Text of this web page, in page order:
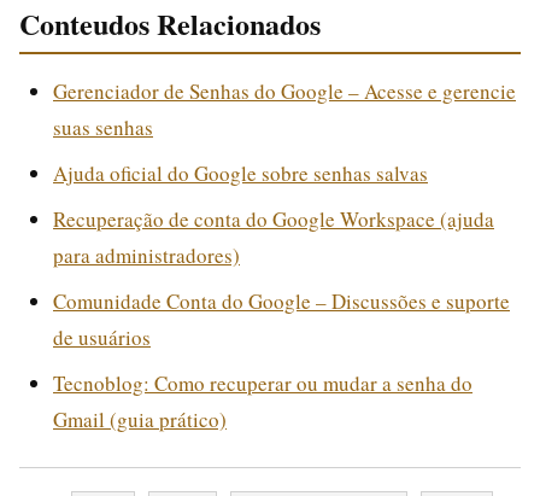
Conteudos Relacionados
Gerenciador de Senhas do Google – Acesse e gerencie
suas senhas
Ajuda oficial do Google sobre senhas salvas
Recuperação de conta do Google Workspace (ajuda
para administradores)
Comunidade Conta do Google – Discussões e suporte
de usuários
Tecnoblog: Como recuperar ou mudar a senha do
Gmail (guia prático)